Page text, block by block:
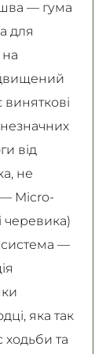
— гума
для
на
виняткові
незначних
від
не
Micro-
черевика)
система —
яка так
ходьби та